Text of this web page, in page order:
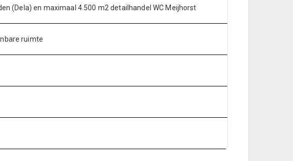
(Dela) en maximaal 4.500 m2 detailhandel WC Meijhorst
ruimte